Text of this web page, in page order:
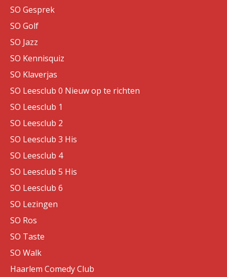
SO Gesprek
SO Golf
SO Jazz
SO Kennisquiz
SO Klaverjas
SO Leesclub 0 Nieuw op te richten
SO Leesclub 1
SO Leesclub 2
SO Leesclub 3 His
SO Leesclub 4
SO Leesclub 5 His
SO Leesclub 6
SO Lezingen
SO Ros
SO Taste
SO Walk
Haarlem Comedy Club